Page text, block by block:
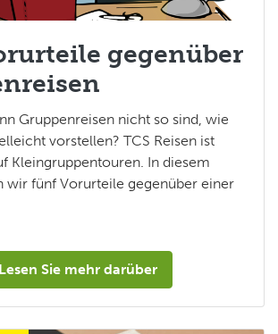
gegenüber
Gruppenreisen nicht so sind, wie
vorstellen? TCS Reisen ist
Kleingruppentouren. In diesem
wir fünf Vorurteile gegenüber einer
Lesen Sie mehr darüber